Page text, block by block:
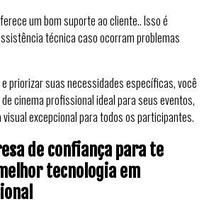
um bom suporte ao cliente.. Isso é
técnica caso ocorram problemas
priorizar suas necessidades específicas, você
cinema profissional ideal para seus eventos,
excepcional para todos os participantes.
de confiança para te
tecnologia em